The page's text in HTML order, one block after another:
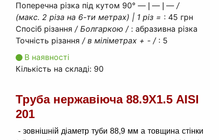
Поперечна різка під кутом 90° ―❘―❘― /
(макс. 2 різа на 6-ти метрах) | 1 різ = : 45 грн
Спосіб різання / Болгаркою / : абразивна різка
Точність різання / в міліметрах + - / : 5
В наявності
Кількість на складі: 90
Труба нержавіюча 88.9Х1.5 AISI
201
- зовнішній діаметр туби 88,9 мм а товщина стінки